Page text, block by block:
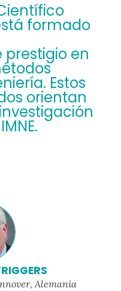
formado
en
Estos
orientan
Alemania